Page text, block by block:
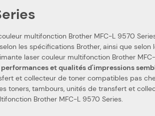
multifonction Brother MFC-L 9570
multifonction Brother MFC-L 9570 Series. Nous utilisons
performances et qualités d'impressions
et collecteur de toner compatibles pas
votre
Brother MFC-L 9570 Series.